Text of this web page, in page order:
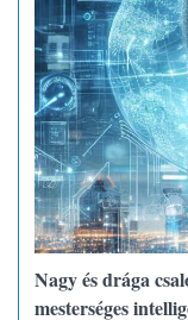
Nagy és drága
mesterséges